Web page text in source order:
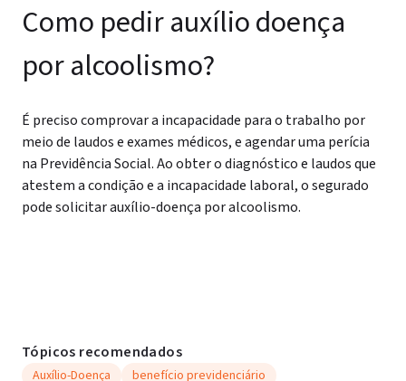
Como pedir auxílio doença
por alcoolismo?
É preciso comprovar a incapacidade para o trabalho por
meio de laudos e exames médicos, e agendar uma perícia
na Previdência Social. Ao obter o diagnóstico e laudos que
atestem a condição e a incapacidade laboral, o segurado
pode solicitar auxílio-doença por alcoolismo.
Tópicos recomendados
Auxílio-Doença benefício previdenciário